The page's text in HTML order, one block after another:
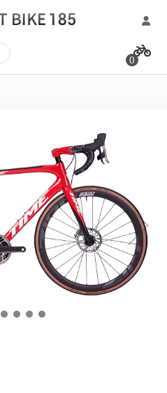
0